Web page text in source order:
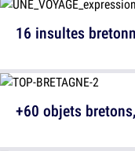
16 insultes
+60 objets